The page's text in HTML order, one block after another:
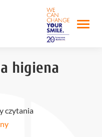
higiena
czytania